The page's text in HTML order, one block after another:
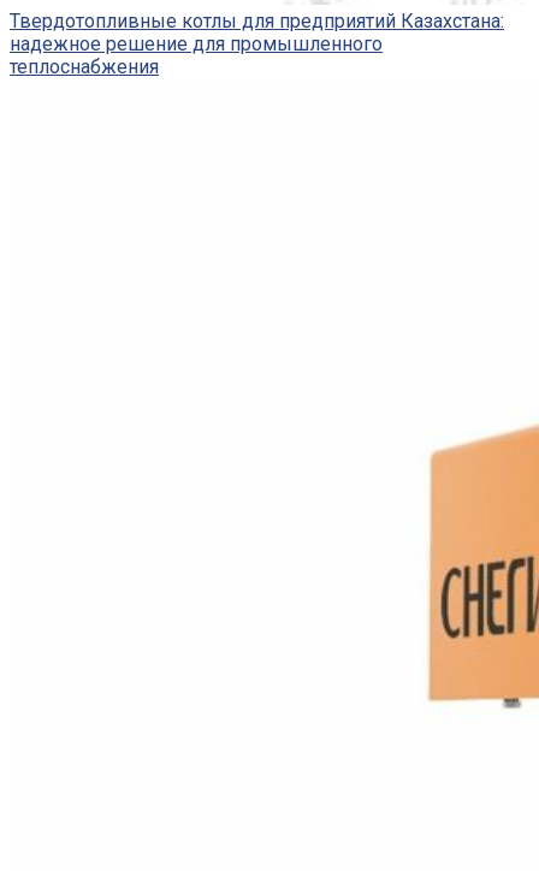
Твердотопливные котлы для предприятий Казахстана:
надежное решение для промышленного
теплоснабжения